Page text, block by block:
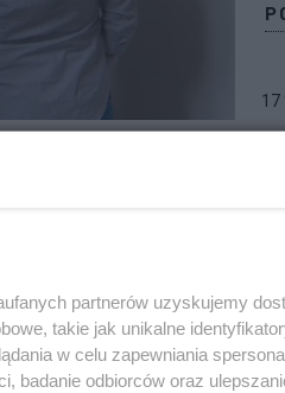
wiedzą, kiedy
rekrutacja
17
partnerów uzyskujemy
takie jak unikalne
w celu zapewniania
badanie odbiorców oraz